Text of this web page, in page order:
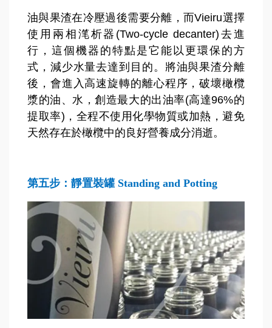
油與果渣在冷壓過後需要分離，而Vieiru選擇
使用兩相滗析器(Two-cycle decanter)去進
行，這個機器的特點是它能以更環保的方
式，減少水量去達到目的。將油與果渣分離
後，會進入高速旋轉的離心程序，破壞橄欖
漿的油、水，創造最大的出油率(高達96%的
提取率)，全程不使用化學物質或加熱，避免
天然存在於橄欖中的良好營養成分消逝。
第五步：靜置裝罐 Standing and Potting